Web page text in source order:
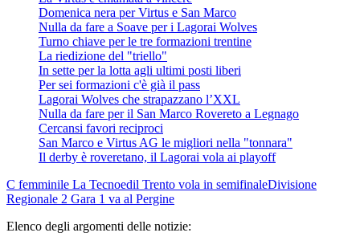
Domenica nera per Virtus e San Marco
Nulla da fare a Soave per i Lagorai Wolves
Turno chiave per le tre formazioni trentine
La riedizione del "triello"
In sette per la lotta agli ultimi posti liberi
Per sei formazioni c'è già il pass
Lagorai Wolves che strapazzano l’XXL
Nulla da fare per il San Marco Rovereto a Legnago
Cercansi favori reciproci
San Marco e Virtus AG le migliori nella "tonnara"
Il derby è roveretano, il Lagorai vola ai playoff
C femminile La Tecnoedil Trento vola in semifinaleDivisione
Regionale 2 Gara 1 va al Pergine
Elenco degli argomenti delle notizie: